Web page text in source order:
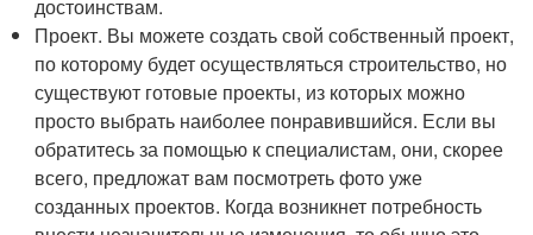
достоинствам.
Проект. Вы можете создать свой собственный проект,
по которому будет осуществляться строительство, но
существуют готовые проекты, из которых можно
просто выбрать наиболее понравившийся. Если вы
обратитесь за помощью к специалистам, они, скорее
всего, предложат вам посмотреть фото уже
созданных проектов. Когда возникнет потребность